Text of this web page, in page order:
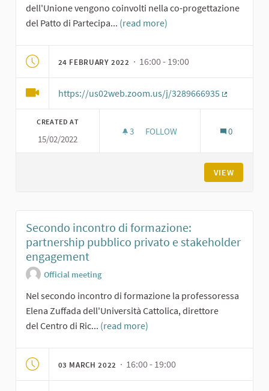
dell'Unione vengono coinvolti nella co-progettazione
del Patto di Partecipa... (read more)
24 FEBRUARY 2022 · 16:00 - 19:00
https://us02web.zoom.us/j/3289666935
CREATED AT
15/02/2022
3 3 FOLLOWERS
FOLLOW 0
VIEW
Secondo incontro di formazione:
partnership pubblico privato e stakeholder
engagement
Official meeting
Nel secondo incontro di formazione la professoressa
Elena Zuffada dell'Università Cattolica, direttore
del Centro di Ric... (read more)
03 MARCH 2022 · 16:00 - 19:00